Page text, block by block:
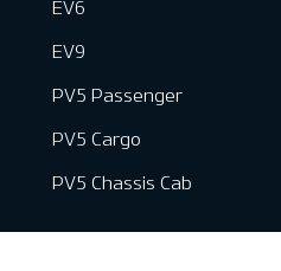
EV6
EV9
PV5 Passenger
PV5 Cargo
PV5 Chassis Cab